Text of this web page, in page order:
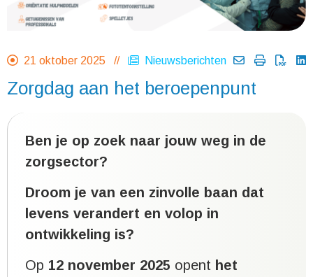
21 oktober 2025 // Nieuwsberichten
Zorgdag aan het beroepenpunt
Ben je op zoek naar jouw weg in de
zorgsector?
Droom je van een zinvolle baan dat
levens verandert en volop in
ontwikkeling is?
Op 12 november 2025 opent het